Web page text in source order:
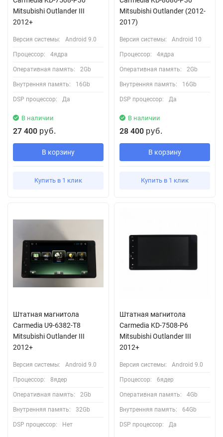
Mitsubishi Outlander III
2012+
Версия системы: Android 9.0
Процессор: 4ядра
Оперативная память: 2Gb
Внутренняя память: 16Gb
DSP процессор: Да
В наличии
27 400 руб.
В корзину
Купить в 1 клик
Mitsubishi Outlander (2012-
2017)
Версия системы: Android 10
Процессор: 4ядра
Оперативная память: 2Gb
Внутренняя память: 16Gb
DSP процессор: Да
В наличии
28 400 руб.
В корзину
Купить в 1 клик
Штатная магнитола
Carmedia U9-6382-T8
Mitsubishi Outlander III
2012+
Версия системы: Android 9.0
Процессор: 8ядер
Оперативная память: 2Gb
Внутренняя память: 32Gb
DSP процессор: Нет
Штатная магнитола
Carmedia KD-7508-P6
Mitsubishi Outlander III
2012+
Версия системы: Android 9.0
Процессор: 6ядер
Оперативная память: 4Gb
Внутренняя память: 64Gb
DSP процессор: Да